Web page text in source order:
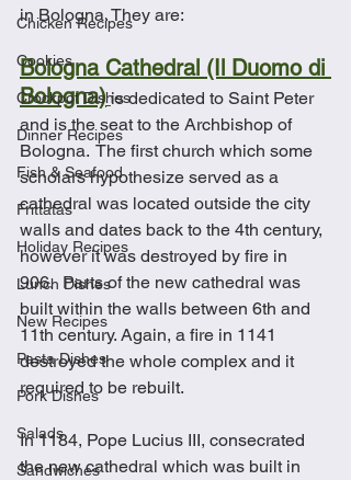
Chicken Recipes
Cookies
Crockpot Dishes
Dinner Recipes
Fish & Seafood
Frittatas
Holiday Recipes
Lunch Dishes
New Recipes
Pasta Dishes
Pork Dishes
Salads
Sandwiches
in Bologna. They are:
Bologna Cathedral (Il Duomo di
Bologna) is dedicated to Saint Peter
and is the seat to the Archbishop of
Bologna.  The first church which some
scholars hypothesize served as a
cathedral was located outside the city
walls and dates back to the 4th century,
however it was destroyed by fire in
906.  Parts of the new cathedral was
built within the walls between 6th and
11th century. Again, a fire in 1141
destroyed the whole complex and it
required to be rebuilt.
In 1184, Pope Lucius III, consecrated
the new cathedral which was built in